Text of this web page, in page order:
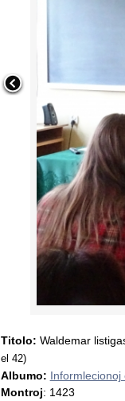
Titolo: Waldemar
el 42)
Albumo: Informlecionoj
Montroj: 1423